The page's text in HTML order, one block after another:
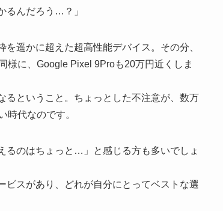
るんだろう…？」
遥かに超えた超高性能デバイス。その分、
様に、Google Pixel 9Proも20万円近くしま
るということ。ちょっとした不注意が、数万
時代なのです。
るのはちょっと…」と感じる方も多いでしょ
ビスがあり、どれが自分にとってベストな選